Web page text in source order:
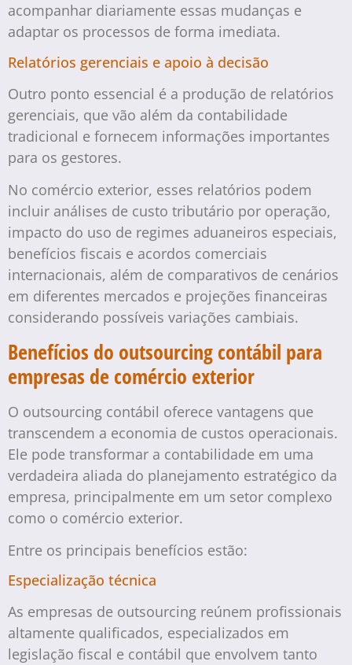
acompanhar diariamente essas mudanças e
adaptar os processos de forma imediata.
Relatórios gerenciais e apoio à decisão
Outro ponto essencial é a produção de relatórios
gerenciais, que vão além da contabilidade
tradicional e fornecem informações importantes
para os gestores.
No comércio exterior, esses relatórios podem
incluir análises de custo tributário por operação,
impacto do uso de regimes aduaneiros especiais,
benefícios fiscais e acordos comerciais
internacionais, além de comparativos de cenários
em diferentes mercados e projeções financeiras
considerando possíveis variações cambiais.
Benefícios do outsourcing contábil para
empresas de comércio exterior
O outsourcing contábil oferece vantagens que
transcendem a economia de custos operacionais.
Ele pode transformar a contabilidade em uma
verdadeira aliada do planejamento estratégico da
empresa, principalmente em um setor complexo
como o comércio exterior.
Entre os principais benefícios estão:
Especialização técnica
As empresas de outsourcing reúnem profissionais
altamente qualificados, especializados em
legislação fiscal e contábil que envolvem tanto